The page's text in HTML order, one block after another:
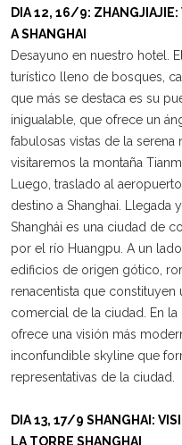
DIA 12, 16/9: ZHANGJIAJIE:
A SHANGHAI
Desayuno en nuestro hotel.
turístico lleno de bosques,
que más se destaca es su
inigualable, que ofrece un
fabulosas vistas de la serena
visitaremos la montaña
Luego, traslado al
destino a Shanghai. Llegada
Shanghái es una ciudad de
por el río Huangpu. A un
edificios de origen gótico,
renacentista que
comercial de la ciudad. En
ofrece una visión más
inconfundible skyline que
representativas de la ciudad.
DIA 13, 17/9 SHANGHAI:
LA TORRE SHANGHAI